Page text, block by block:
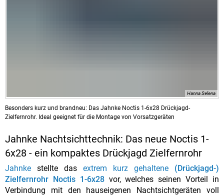
Hanna Selena
Besonders kurz und brandneu: Das Jahnke Noctis 1-6x28 Drückjagd-
Zielfernrohr. Ideal geeignet für die Montage von Vorsatzgeräten
Jahnke Nachtsichttechnik: Das neue Noctis 1-
6x28 - ein kompaktes Drückjagd Zielfernrohr
Jahnke stellte das extrem kurz gehaltene (Drückjagd-)
Zielfernrohr Noctis 1-6x28vor, welches seinen Vorteil in
Verbindung mit den hauseigenen Nachtsichtgeräten voll